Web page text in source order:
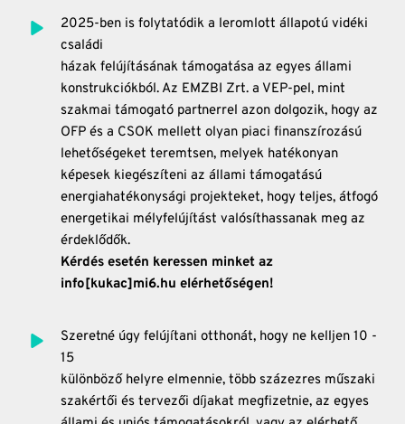
2025-ben is folytatódik a leromlott állapotú vidéki
családi
házak felújításának támogatása az egyes állami
konstrukciókból. Az EMZBI Zrt. a VEP-pel, mint
szakmai támogató partnerrel azon dolgozik, hogy az
OFP és a CSOK mellett olyan piaci finanszírozású
lehetőségeket teremtsen, melyek hatékonyan
képesek kiegészíteni az állami támogatású
energiahatékonysági projekteket, hogy teljes, átfogó
energetikai mélyfelújítást valósíthassanak meg az
érdeklődők.
Kérdés esetén keressen minket az
info[kukac]mi6.hu elérhetőségen!
Szeretné úgy felújítani otthonát, hogy ne kelljen 10 -
15
különböző helyre elmennie, több százezres műszaki
szakértői és tervezői díjakat megfizetnie, az egyes